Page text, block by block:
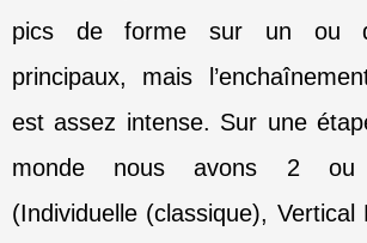
pics de forme sur un ou
principaux, mais
est assez intense. Sur une
monde nous avons 2 ou
(Individuelle (classique), Vertical